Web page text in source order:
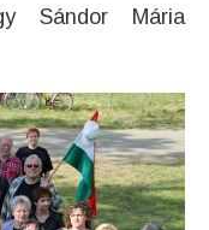
Sándor Mária